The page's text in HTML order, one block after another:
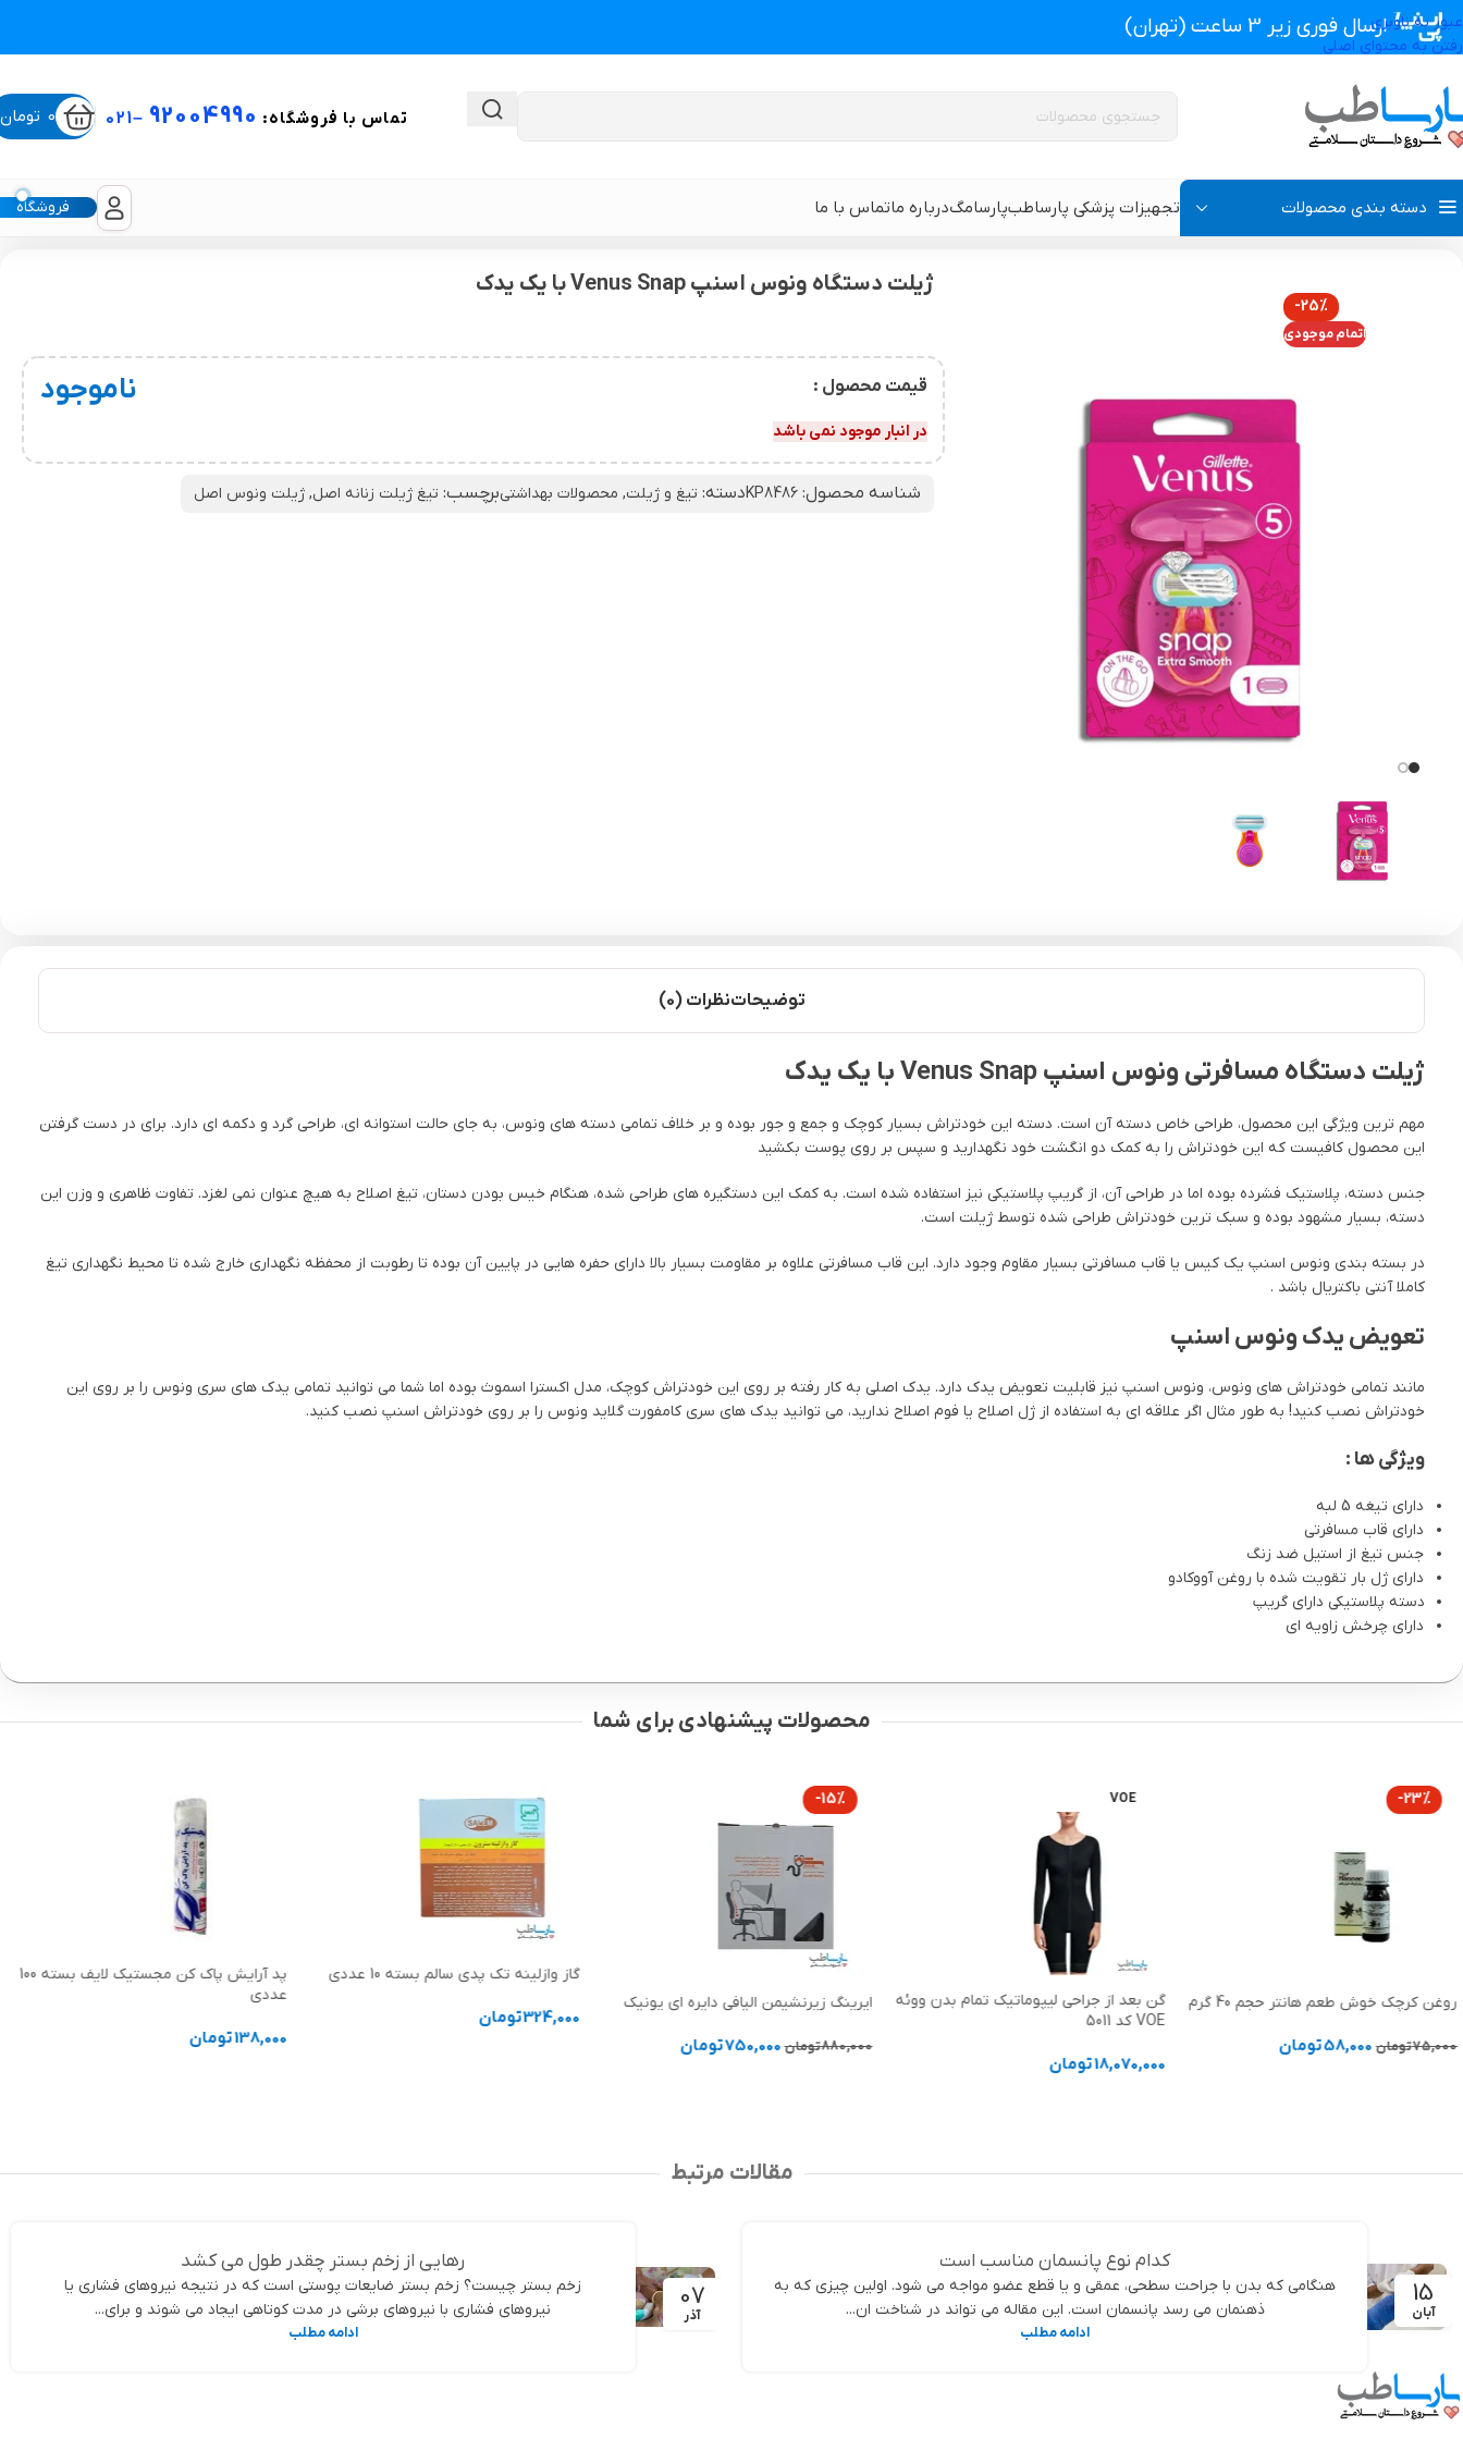
عبور به ناوبری
رفتن به محتوای اصلی
ارسال فوری زیر 3 ساعت (تهران)
تماس با فروشگاه: 92004990
–
021
0 تومان
دسته بندی محصولات
پروتز اکسترنال و سوتین پروتز دار
گن لاغری و گن بعد از زایمان
گن تزریق چربی و پروتز باسن گن لیپوماتیک شکم و پهلو و پشت
تجهیزات پزشکی پارساطبپارسامگدرباره ماتماس با ما فروشگاه
تجهیزات پزشکی پارساطب محصولات بهداشتی> تیغ و ژیلت > ژیلت دستگاه ونوس اسنپ Venus Snap با یک یدک
-25%
اتمام موجودی
ژیلت دستگاه ونوس اسنپ Venus Snap با یک یدک
قیمت محصول : ناموجود
در انبار موجود نمی باشد
شناسه محصول:KP8486دسته: تیغ و ژیلت, محصولات بهداشتیبرچسب: تیغ ژیلت زنانه اصل, ژیلت ونوس اصل
توضیحاتنظرات (0)
ژیلت دستگاه مسافرتی ونوس اسنپ Venus Snap با یک یدک
مهم ترین ویژگی این محصول، طراحی خاص دسته آن است. دسته این خودتراش بسیار کوچک و جمع و جور بوده و بر خلاف تمامی دسته های ونوس، به جای حالت استوانه ای، طراحی گرد و دکمه ای دارد. برای در دست گرفتن
این محصول کافیست که این خودتراش را به کمک دو انگشت خود نگهدارید و سپس بر روی پوست بکشید
جنس دسته، پلاستیک فشرده بوده اما در طراحی آن، از گریپ پلاستیکی نیز استفاده شده است. به کمک این دستگیره های طراحی شده، هنگام خیس بودن دستان، تیغ اصلاح به هیچ عنوان نمی لغزد. تفاوت ظاهری و وزن این
دسته، بسیار مشهود بوده و سبک ترین خودتراش طراحی شده توسط ژیلت است.
در بسته بندی ونوس اسنپ یک کیس یا قاب مسافرتی بسیار مقاوم وجود دارد. این قاب مسافرتی علاوه بر مقاومت بسیار بالا دارای حفره هایی در پایین آن بوده تا رطوبت از محفظه نگهداری خارج شده تا محیط نگهداری تیغ
کاملا آنتی باکتریال باشد .
تعویض یدک ونوس اسنپ
مانند تمامی خودتراش های ونوس، ونوس اسنپ نیز قابلیت تعویض یدک دارد. یدک اصلی به کار رفته بر روی این خودتراش کوچک، مدل اکسترا اسموث بوده اما شما می توانید تمامی یدک های سری ونوس را بر روی این
خودتراش نصب کنید! به طور مثال اگر علاقه ای به استفاده از ژل اصلاح یا فوم اصلاح ندارید، می توانید یدک های سری کامفورت گلاید ونوس را بر روی خودتراش اسنپ نصب کنید.
ویژگی ها :
دارای تیغه 5 لبه
دارای قاب مسافرتی
جنس تیغ از استیل ضد زنگ
دارای ژل بار تقویت شده با روغن آووکادو
دسته پلاستیکی دارای گریپ
دارای چرخش زاویه ای
محصولات پیشنهادی برای شما
-23%
روغن کرچک خوش طعم هانتر حجم 40 گرم
75,000تومان 58,000تومان
VOE
گن بعد از جراحی لیپوماتیک تمام بدن ووئه
VOE کد 5011
18,070,000تومان
-15%
ایرینگ زیرنشیمن الیافی دایره ای یونیک
880,000تومان 750,000تومان
گاز وازلینه تک پدی سالم بسته 10 عددی
324,000تومان
پد آرایش پاک کن مجستیک لایف بسته 100
عددی
138,000تومان
مقالات مرتبط
15
آبان
کدام نوع پانسمان مناسب است
هنگامی که بدن با جراحت سطحی، عمقی و یا قطع عضو مواجه می شود. اولین چیزی که به
ذهنمان می رسد پانسمان است. این مقاله می تواند در شناخت ان...
ادامه مطلب
07
آذر
رهایی از زخم بستر چقدر طول می کشد
زخم بستر چیست؟ زخم بستر ضایعات پوستی است که در نتیجه نیروهای فشاری یا
نیروهای فشاری با نیروهای برشی در مدت کوتاهی ایجاد می شوند و برای...
ادامه مطلب